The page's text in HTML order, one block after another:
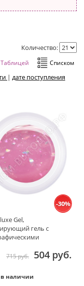
Количество:
| дате поступления
-30%
Gel,
гель с
715 руб. 504 руб.
в наличии